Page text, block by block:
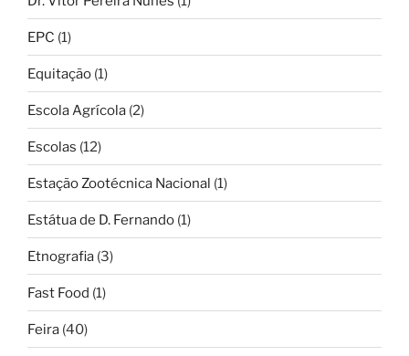
EPC (1)
Equitação (1)
Escola Agrícola (2)
Escolas (12)
Estação Zootécnica Nacional (1)
Estátua de D. Fernando (1)
Etnografia (3)
Fast Food (1)
Feira (40)